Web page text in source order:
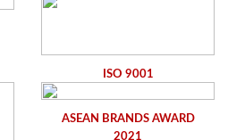
ISO 9001
ASEAN BRANDS AWARD
2021